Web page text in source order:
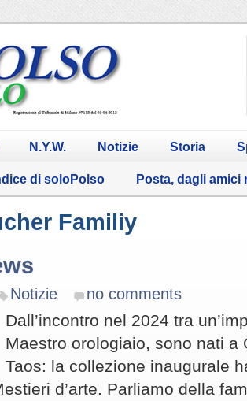
N.Y.W. Notizie Storia
di soloPolso Posta, dagli amici
Familiy
Notizie no comments
Dall’incontro nel 2024 tra
Maestro orologiaio, sono nati a
Taos: la collezione inaugurale
d’arte. Parliamo della